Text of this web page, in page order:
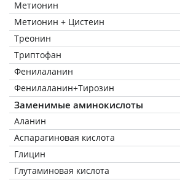
Метионин
Метионин + Цистеин
Треонин
Триптофан
Фенилаланин
Фенилаланин+Тирозин
Заменимые аминокислоты
Аланин
Аспарагиновая кислота
Глицин
Глутаминовая кислота